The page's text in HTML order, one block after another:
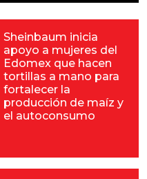
Sheinbaum inicia
apoyo a mujeres del
Edomex que hacen
tortillas a mano para
fortalecer la
producción de maíz y
el autoconsumo